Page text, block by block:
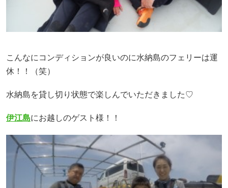
こんなにコンディションが良いのに水納島のフェリーは運
休！！（笑）
水納島を貸し切り状態で楽しんでいただきました♡
伊江島にお越しのゲスト様！！